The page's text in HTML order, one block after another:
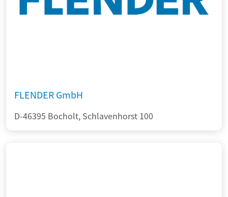
FLENDER GmbH
D-46395 Bocholt, Schlavenhorst 100